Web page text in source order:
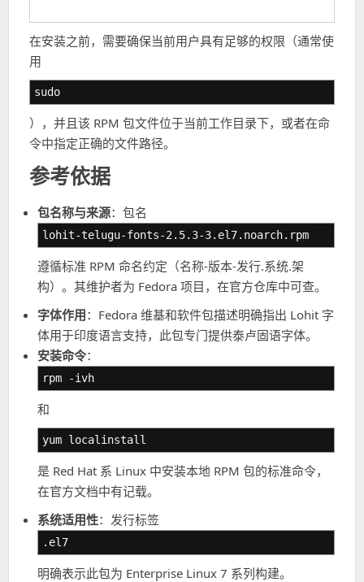
在安装之前，需要确保当前用户具有足够的权限（通常使
用
sudo
），并且该 RPM 包文件位于当前工作目录下，或者在命
令中指定正确的文件路径。
参考依据
包名称与来源：包名
lohit-telugu-fonts-2.5.3-3.el7.noarch.rpm
遵循标准 RPM 命名约定（名称-版本-发行.系统.架
构）。其维护者为 Fedora 项目，在官方仓库中可查。
字体作用：Fedora 维基和软件包描述明确指出 Lohit 字
体用于印度语言支持，此包专门提供泰卢固语字体。
安装命令：
rpm -ivh
和
yum localinstall
是 Red Hat 系 Linux 中安装本地 RPM 包的标准命令，
在官方文档中有记载。
系统适用性：发行标签
.el7
明确表示此包为 Enterprise Linux 7 系列构建。